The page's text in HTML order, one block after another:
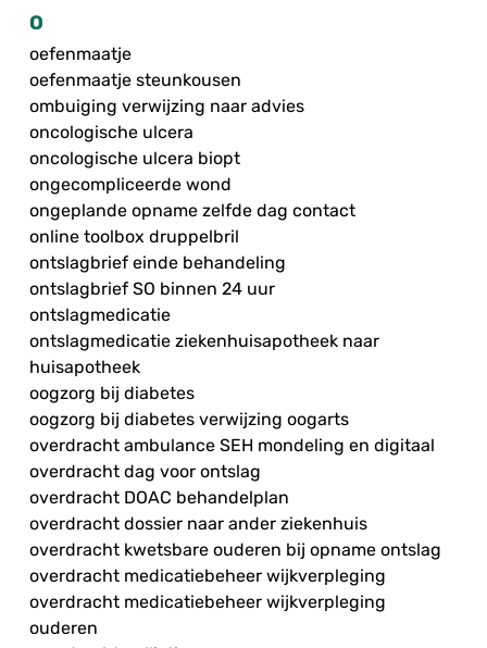
O
oefenmaatje
oefenmaatje steunkousen
ombuiging verwijzing naar advies
oncologische ulcera
oncologische ulcera biopt
ongecompliceerde wond
ongeplande opname zelfde dag contact
online toolbox druppelbril
ontslagbrief einde behandeling
ontslagbrief SO binnen 24 uur
ontslagmedicatie
ontslagmedicatie ziekenhuisapotheek naar
huisapotheek
oogzorg bij diabetes
oogzorg bij diabetes verwijzing oogarts
overdracht ambulance SEH mondeling en digitaal
overdracht dag voor ontslag
overdracht DOAC behandelplan
overdracht dossier naar ander ziekenhuis
overdracht kwetsbare ouderen bij opname ontslag
overdracht medicatiebeheer wijkverpleging
overdracht medicatiebeheer wijkverpleging
ouderen